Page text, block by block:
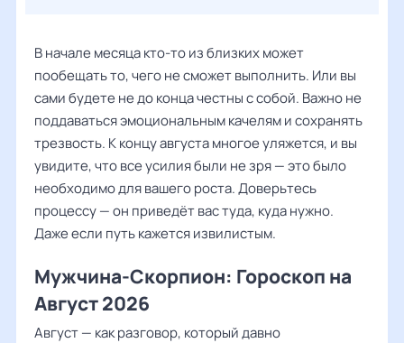
В начале месяца кто-то из близких может
пообещать то, чего не сможет выполнить. Или вы
сами будете не до конца честны с собой. Важно не
поддаваться эмоциональным качелям и сохранять
трезвость. К концу августа многое уляжется, и вы
увидите, что все усилия были не зря — это было
необходимо для вашего роста. Доверьтесь
процессу — он приведёт вас туда, куда нужно.
Даже если путь кажется извилистым.
Мужчина-Скорпион: Гороскоп на
Август 2026
Август — как разговор, который давно